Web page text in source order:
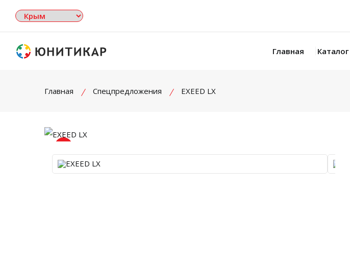
Главная Каталог
Главная Спецпредложения EXEED LX
Увеличить